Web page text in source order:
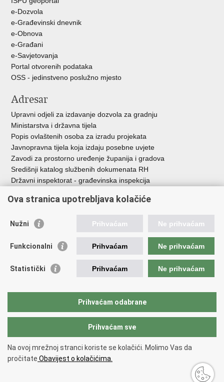
e-Dozvola
e-Građevinski dnevnik
e-Obnova
e-Građani
e-Savjetovanja
Portal otvorenih podataka
OSS - jedinstveno poslužno mjesto
Adresar
Upravni odjeli za izdavanje dozvola za gradnju
Ministarstva i državna tijela
Popis ovlaštenih osoba za izradu projekata
Javnopravna tijela koja izdaju posebne uvjete
Zavodi za prostorno uređenje županija i gradova
Središnji katalog službenih dokumenata RH
Državni inspektorat - građevinska inspekcija
Vlada Republike Hrvatske
Agencija za pravni promet i posredovanje nekretninama
Fond za zaštitu okoliša i energetsku učinkovitost
Državne nekretnine d.o.o.
Copyright © 2026 Ministarstvo prostornoga uređenja, graditeljstva i
državne imovine.
Uvjeti korištenja.Izjava o pristupačnosti
Ova stranica upotrebljava kolačiće
Nužni Prihvaćam Ne prihvaćam
Funkcionalni Prihvaćam Ne prihvaćam
Statistički Prihvaćam Ne prihvaćam
Prihvaćam odabrane
Prihvaćam sve
Na ovoj mrežnoj stranci koriste se kolačići. Molimo Vas da
pročitate Obavijest o kolačićima.